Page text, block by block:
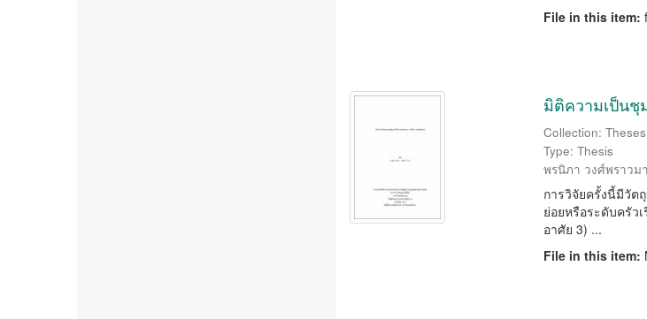
File in this item:
มิติความเป็นชุ
Collection:
Type: Thesis
พรนิภา วงศ์พราวม
การวิจัยครั้งนี้มีวัต
ย่อยหรือระดับครัว
อาศัย 3) ...
File in this item: